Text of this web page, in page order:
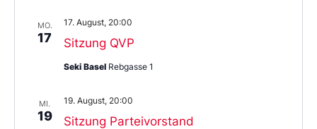
MO.
17 Sitzung QVP
17. August, 20:00
Seki Basel Rebgasse 1
MI.
19 Sitzung Parteivorstand
19. August, 20:00